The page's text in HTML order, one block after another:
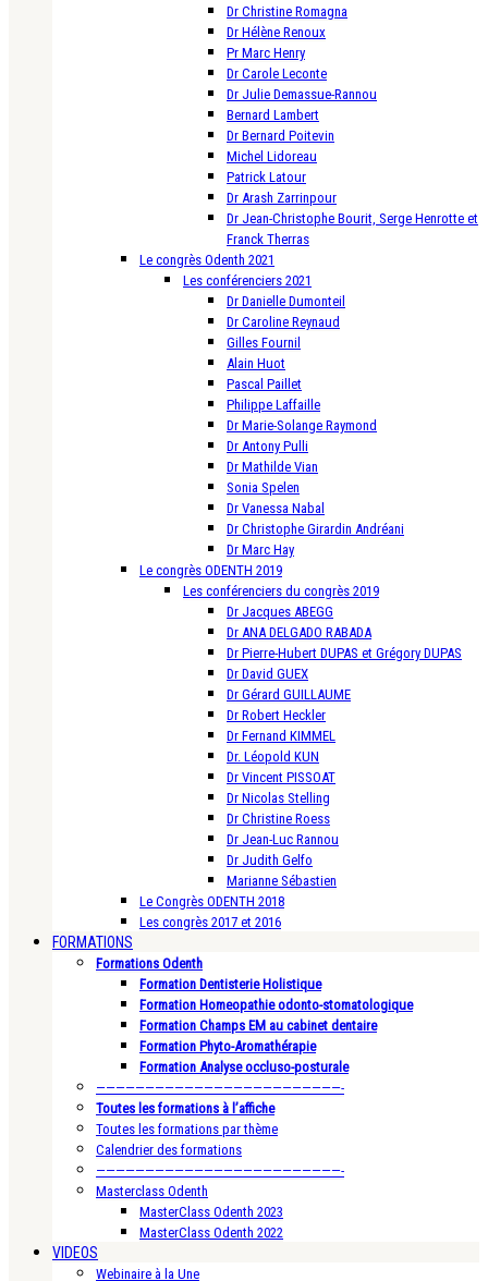
Dr Christine Romagna
Dr Hélène Renoux
Pr Marc Henry
Dr Carole Leconte
Dr Julie Demassue-Rannou
Bernard Lambert
Dr Bernard Poitevin
Michel Lidoreau
Patrick Latour
Dr Arash Zarrinpour
Dr Jean-Christophe Bourit, Serge Henrotte et
Franck Therras
Le congrès Odenth 2021
Les conférenciers 2021
Dr Danielle Dumonteil
Dr Caroline Reynaud
Gilles Fournil
Alain Huot
Pascal Paillet
Philippe Laffaille
Dr Marie-Solange Raymond
Dr Antony Pulli
Dr Mathilde Vian
Sonia Spelen
Dr Vanessa Nabal
Dr Christophe Girardin Andréani
Dr Marc Hay
Le congrès ODENTH 2019
Les conférenciers du congrès 2019
Dr Jacques ABEGG
Dr ANA DELGADO RABADA
Dr Pierre-Hubert DUPAS et Grégory DUPAS
Dr David GUEX
Dr Gérard GUILLAUME
Dr Robert Heckler
Dr Fernand KIMMEL
Dr. Léopold KUN
Dr Vincent PISSOAT
Dr Nicolas Stelling
Dr Christine Roess
Dr Jean-Luc Rannou
Dr Judith Gelfo
Marianne Sébastien
Le Congrès ODENTH 2018
Les congrès 2017 et 2016
FORMATIONS
Formations Odenth
Formation Dentisterie Holistique
Formation Homeopathie odonto-stomatologique
Formation Champs EM au cabinet dentaire
Formation Phyto-Aromathérapie
Formation Analyse occluso-posturale
—————————————————————————-
Toutes les formations à l’affiche
Toutes les formations par thème
Calendrier des formations
—————————————————————————-
Masterclass Odenth
MasterClass Odenth 2023
MasterClass Odenth 2022
VIDEOS
Webinaire à la Une